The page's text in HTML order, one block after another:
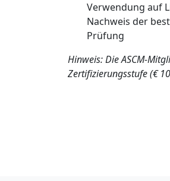
Verwendung auf
Nachweis der
Prüfung
Hinweis: Die ASCM-
Zertifizierungsstufe (€